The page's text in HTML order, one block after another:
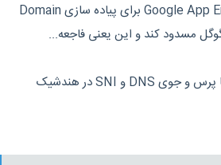
سازی آن موجب تداخل شود، به طور مثال اگر از Google App Engine برای پیاده سازی Domain
درخواست ما به forbidden.com ارسال خواهد شد اما پرس و جوی DNS و SNI در هندشیک